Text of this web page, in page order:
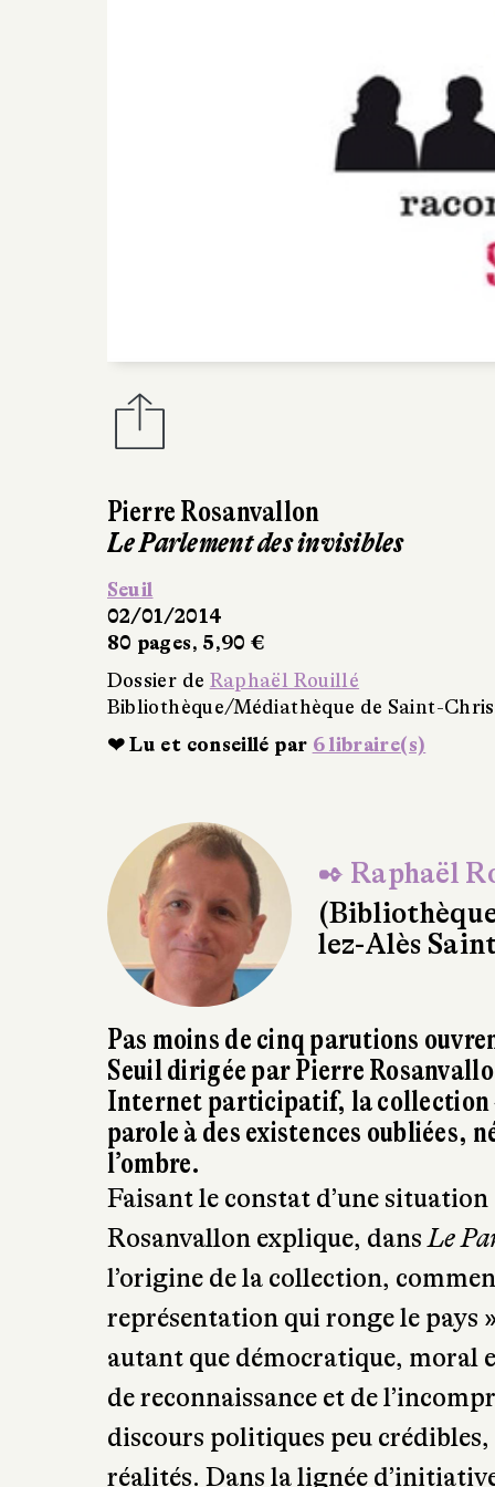
Moi, Anthony, ouvrier
Seuil
Dossier de
Bibliothèque/Médiathèque
✒ Raphaël
lez-Alès
Pas moins de cinq parutions
Seuil dirigée par Pierre
Internet participatif, la collection
parole à des existences oubliées,
l’ombre.
Faisant le constat d’une
Rosanvallon explique, dansLe
l’origine de la collection,
représentation qui ronge le pays
autant que démocratique, moral
de reconnaissance et de
discours politiques peu
réalités. Dans la lignée